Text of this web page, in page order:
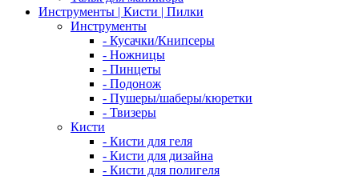
Инструменты | Кисти | Пилки
Инструменты
- Кусачки/Книпсеры
- Ножницы
- Пинцеты
- Подонож
- Пушеры/шаберы/кюретки
- Твизеры
Кисти
- Кисти для геля
- Кисти для дизайна
- Кисти для полигеля